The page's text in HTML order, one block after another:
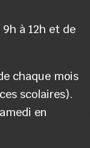
à 12h et de
chaque mois
scolaires).
en